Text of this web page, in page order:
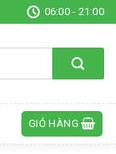
06:00 - 21:00
GIỎ HÀNG